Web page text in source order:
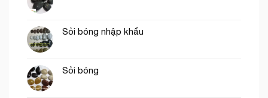
Sỏi bóng nhập khẩu
Sỏi bóng